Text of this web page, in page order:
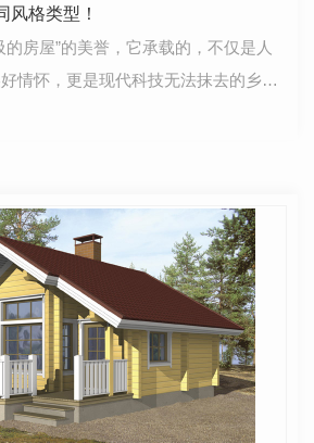
风格类型！
的房屋”的美誉，它承载的，不仅是人
情怀，更是现代科技无法抹去的乡
墅的分类有哪几种类型呢？美式…